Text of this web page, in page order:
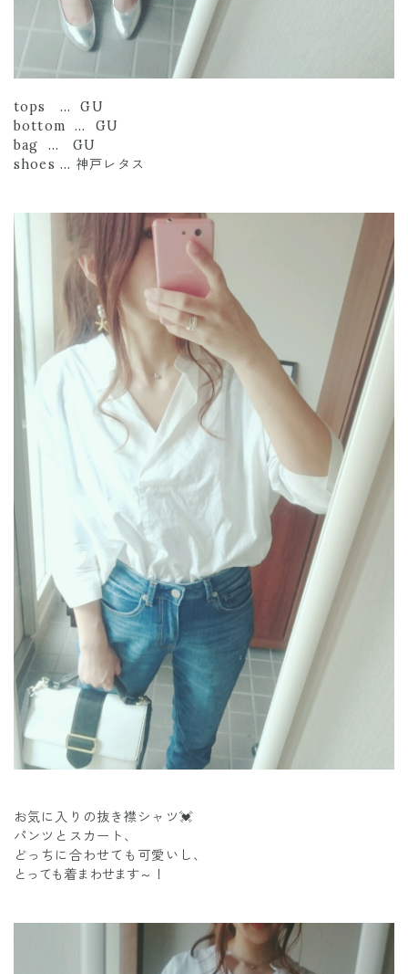
tops … GU
bottom … GU
bag … GU
shoes … 神戸レタス
お気に入りの抜き襟シャツ💓
パンツとスカート、
どっちに合わせても可愛いし、
とっても着まわせます～！